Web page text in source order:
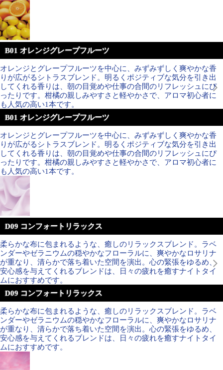
B01 オレンジグレープフルーツ
オレンジとグレープフルーツを中心に、みずみずしく爽やかな香
りが広がるシトラスブレンド。明るくポジティブな気分を引き出
してくれる香りは、朝の目覚めや仕事の合間のリフレッシュにぴ
ったりです。柑橘の親しみやすさと軽やかさで、アロマ初心者に
も人気の高い1本です。
B01 オレンジグレープフルーツ
オレンジとグレープフルーツを中心に、みずみずしく爽やかな香
りが広がるシトラスブレンド。明るくポジティブな気分を引き出
してくれる香りは、朝の目覚めや仕事の合間のリフレッシュにぴ
ったりです。柑橘の親しみやすさと軽やかさで、アロマ初心者に
も人気の高い1本です。
D09 コンフォートリラックス
柔らかな布に包まれるような、癒しのリラックスブレンド。ラベ
ンダーやゼラニウムの穏やかなフローラルに、爽やかなロサリナ
が重なり、清らかで落ち着いた空間を演出。心の緊張をゆるめ、
安心感を与えてくれるブレンドは、日々の疲れを癒すナイトタイ
ムにおすすめです。
D09 コンフォートリラックス
柔らかな布に包まれるような、癒しのリラックスブレンド。ラベ
ンダーやゼラニウムの穏やかなフローラルに、爽やかなロサリナ
が重なり、清らかで落ち着いた空間を演出。心の緊張をゆるめ、
安心感を与えてくれるブレンドは、日々の疲れを癒すナイトタイ
ムにおすすめです。